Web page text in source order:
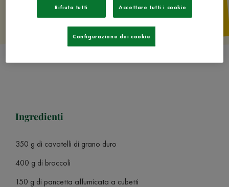
Ingredienti
350 g di cavatelli di grano duro
400 g di broccoli
150 g di pancetta affumicata a cubetti
Rifiuta tutti Accettare tutti i cookie
Configurazione dei cookie